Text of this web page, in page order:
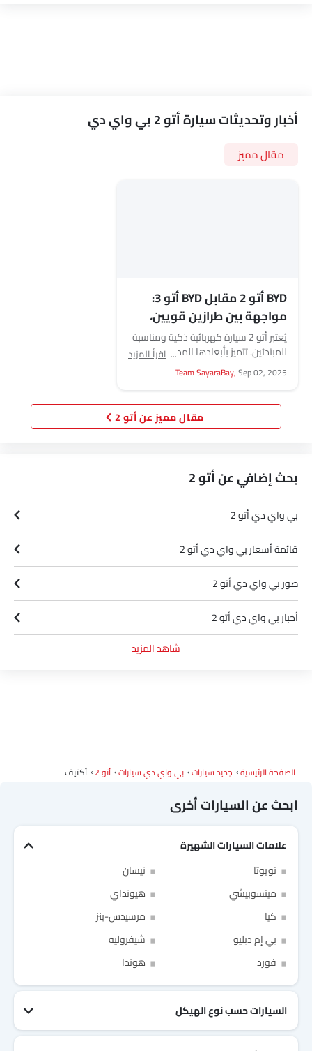
أخبار وتحديثات سيارة أتو 2 بي واي دي
مقال مميز
BYD أتو 2 مقابل BYD أتو 3:
مواجهة بين طرازين قويين،
أيهما تختار؟يُعتبر أتو 2 سيارة كهربائية ذكية ومناسبة
للمبتدئين. تتميز بأبعادها المدمجة،
وسرعتها وسهولة قيادتها في المدينة،
بالإضافة إلى سعرها الجذاب....
اقرأ المزيد
Team SayaraBay,Sep 02, 2025
مقال مميز عن أتو 2
بحث إضافي عن أتو 2
بي واي دي أتو 2
قائمة أسعار بي واي دي أتو 2
صور بي واي دي أتو 2
أخبار بي واي دي أتو 2
شاهد المزيد
الصفحة الرئيسية جديد سيارات بي واي دي سيارات أتو 2 أكتيف
ابحث عن السيارات أخرى
علامات السيارات الشهيرة
تويوتا
نيسان
ميتسوبيشي
هيونداي
كيا
مرسيدس-بنز
بي إم دبليو
شيفروليه
فورد
هوندا
السيارات حسب نوع الهيكل
I have read and agree to theشروط الاستخدامand سياسة
Link Your Google Account
Link Your Facebook Account